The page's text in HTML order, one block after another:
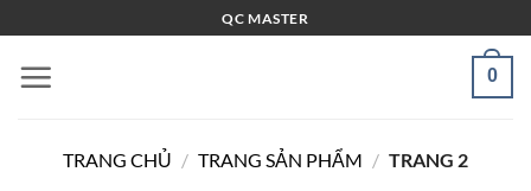
qua
nội
QC MASTER
0
TRANG CHỦ / TRANG SẢN PHẨM / TRANG 2